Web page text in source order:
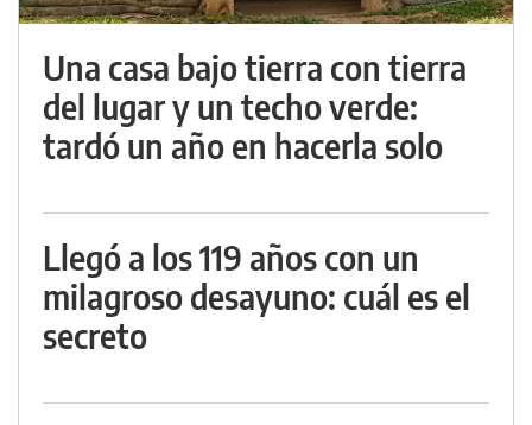
Una casa bajo tierra con tierra
del lugar y un techo verde:
tardó un año en hacerla solo
Llegó a los 119 años con un
milagroso desayuno: cuál es el
secreto